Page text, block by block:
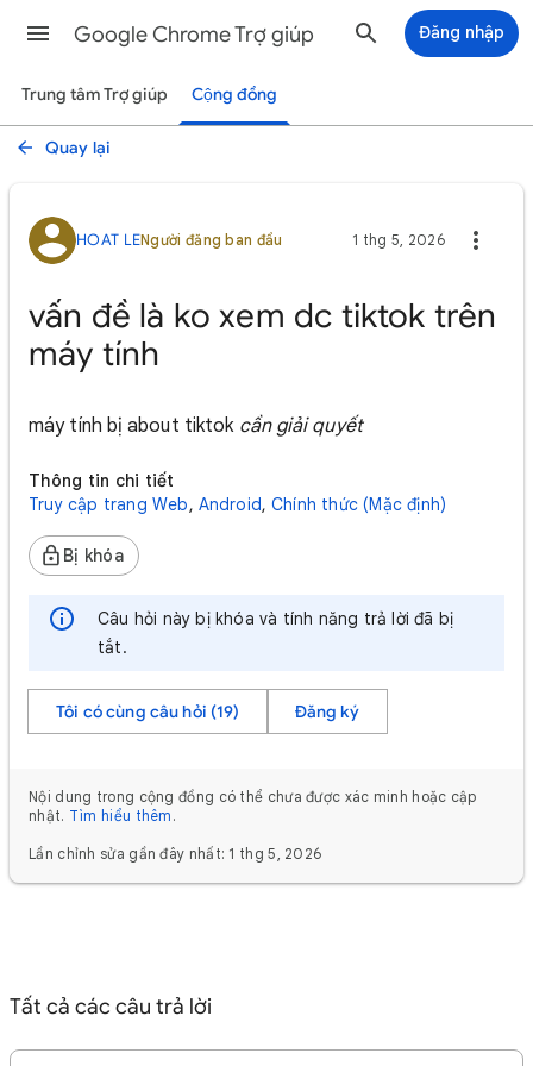
Google Chrome Trợ giúp Đăng nhập
Trung tâm Trợ giúp Cộng đồng
Quay lại
HOAT LENgười đăng ban đầu 1 thg 5, 2026
vấn đề là ko xem dc tiktok trên
máy tính
máy tính bị about tiktok cần giải quyết
Thông tin chi tiết
Truy cập trang Web, Android, Chính thức (Mặc định)
Bị khóa
Câu hỏi này bị khóa và tính năng trả lời đã bị
tắt.
Tôi có cùng câu hỏi (19) Đăng ký
Nội dung trong cộng đồng có thể chưa được xác minh hoặc cập
nhật. Tìm hiểu thêm .
Lần chỉnh sửa gần đây nhất: 1 thg 5, 2026
Tất cả các câu trả lời